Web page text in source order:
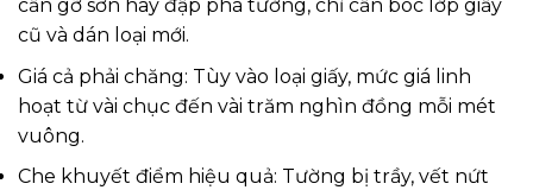
cần gỡ sơn hay đập phá tường, chỉ cần bóc lớp giấy
cũ và dán loại mới.
Giá cả phải chăng: Tùy vào loại giấy, mức giá linh
hoạt từ vài chục đến vài trăm nghìn đồng mỗi mét
vuông.
Che khuyết điểm hiệu quả: Tường bị trầy, vết nứt